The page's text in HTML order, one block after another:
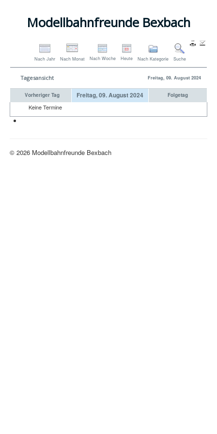
Modellbahnfreunde Bexbach
Nach Jahr Nach Monat Nach Woche Heute Nach Kategorie Suche
Tagesansicht Freitag, 09. August 2024
Vorheriger Tag Freitag, 09. August 2024 Folgetag
Keine Termine
© 2026 Modellbahnfreunde Bexbach